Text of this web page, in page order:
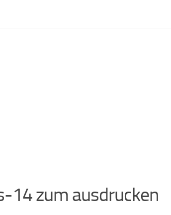
14 zum ausdrucken